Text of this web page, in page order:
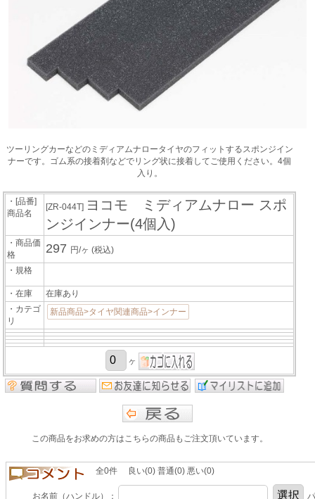
ツーリングカーなどのミディアムナロータイヤのフィットするスポンジイン
ナーです。ゴム系の接着剤などでリング状に接着してご使用ください。4個
入り。
・[品番]
商品名
[ZR-044T] ヨコモ ミディアムナロー スポ
ンジインナー(4個入)
・商品価
格
297 円/ヶ(税込)
・規格
・在庫
在庫あり
・カテゴ
リ
新品商品>タイヤ関連商品>インナー
ヶ
この商品をお求めの方はこちらの商品もご注文頂いています。
全0件 良い(0) 普通(0) 悪い(0)
お名前（ハンドル）：